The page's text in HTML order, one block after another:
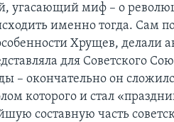
угасающий миф – о
именно тогда. Сам
Хрущев, делали
для Советского
– окончательно он
которого и стал
составную часть